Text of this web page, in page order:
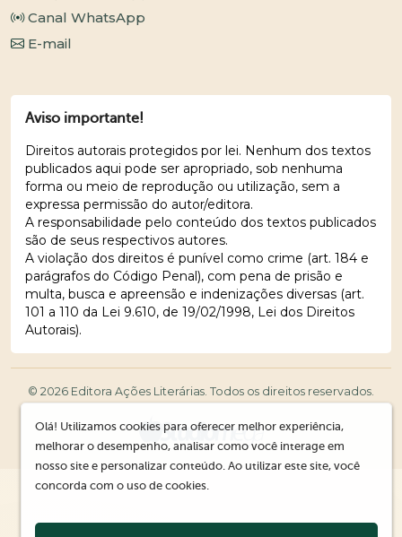
Canal WhatsApp
E-mail
Aviso importante!
Direitos autorais protegidos por lei. Nenhum dos textos
publicados aqui pode ser apropriado, sob nenhuma
forma ou meio de reprodução ou utilização, sem a
expressa permissão do autor/editora.
A responsabilidade pelo conteúdo dos textos publicados
são de seus respectivos autores.
A violação dos direitos é punível como crime (art. 184 e
parágrafos do Código Penal), com pena de prisão e
multa, busca e apreensão e indenizações diversas (art.
101 a 110 da Lei 9.610, de 19/02/1998, Lei dos Direitos
Autorais).
© 2026 Editora Ações Literárias. Todos os direitos reservados.
Olá! Utilizamos cookies para oferecer melhor experiência,
melhorar o desempenho, analisar como você interage em
nosso site e personalizar conteúdo. Ao utilizar este site, você
concorda com o uso de cookies.